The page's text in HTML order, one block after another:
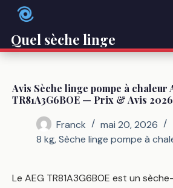
Passer
Quel sèche linge
Avis Sèche linge pompe à chaleur
TR81A3G6BOE — Prix & Avis 2026
Franck
mai 20, 2026
8 kg,Sèche linge pompe à
Le AEG TR81A3G6BOE est un